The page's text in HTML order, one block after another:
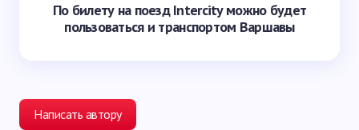
По билету на поезд Intercity можно будет
пользоваться и транспортом Варшавы
Написать автору